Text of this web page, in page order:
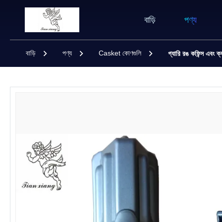
বাড়ি পণ্য
বাড়ি পণ্য Casket কোণগুলি গ্যারি রঙ কফিন্স এবং